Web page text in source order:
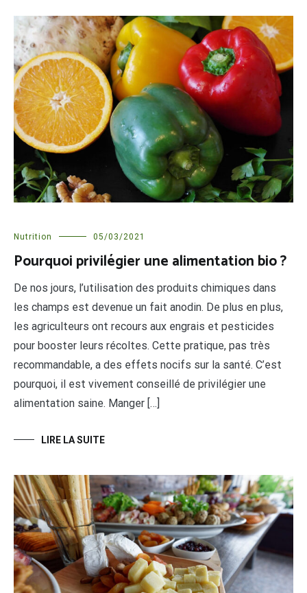
Nutrition 05/03/2021
Pourquoi privilégier une alimentation bio ?
De nos jours, l’utilisation des produits chimiques dans
les champs est devenue un fait anodin. De plus en plus,
les agriculteurs ont recours aux engrais et pesticides
pour booster leurs récoltes. Cette pratique, pas très
recommandable, a des effets nocifs sur la santé. C’est
pourquoi, il est vivement conseillé de privilégier une
alimentation saine. Manger […]
LIRE LA SUITE